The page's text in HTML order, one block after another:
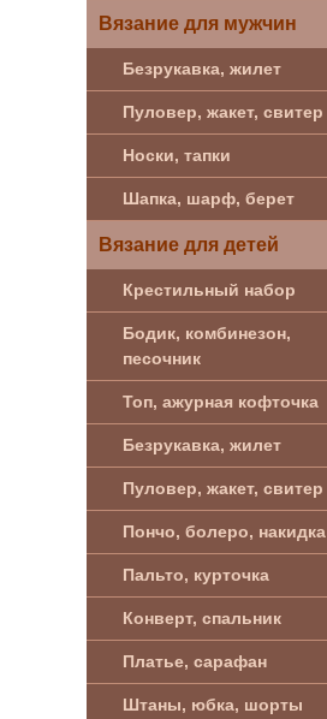
Вязание для мужчин
Безрукавка, жилет
Пуловер, жакет, свитер
Носки, тапки
Шапка, шарф, берет
Вязание для детей
Крестильный набор
Бодик, комбинезон,
песочник
Топ, ажурная кофточка
Безрукавка, жилет
Пуловер, жакет, свитер
Пончо, болеро, накидка
Пальто, курточка
Конверт, спальник
Платье, сарафан
Штаны, юбка, шорты